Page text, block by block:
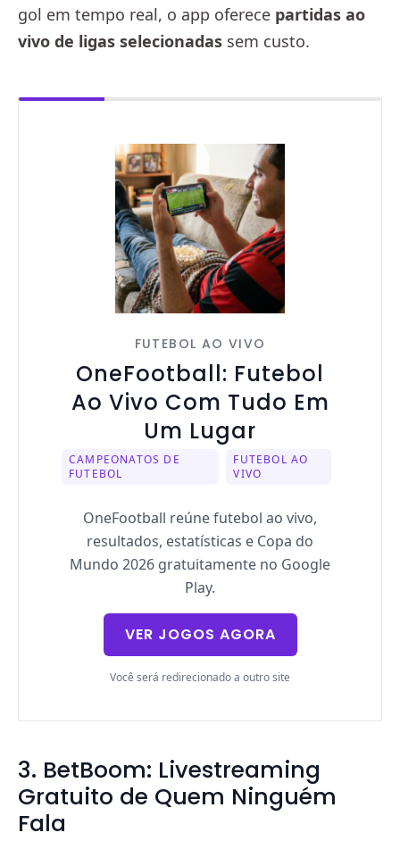
gol em tempo real, o app oferece partidas ao
vivo de ligas selecionadas sem custo.
FUTEBOL AO VIVO
OneFootball: Futebol
Ao Vivo Com Tudo Em
Um Lugar
CAMPEONATOS DE
FUTEBOL
FUTEBOL AO
VIVO
OneFootball reúne futebol ao vivo,
resultados, estatísticas e Copa do
Mundo 2026 gratuitamente no Google
Play.
VER JOGOS AGORA
Você será redirecionado a outro site
3. BetBoom: Livestreaming
Gratuito de Quem Ninguém
Fala